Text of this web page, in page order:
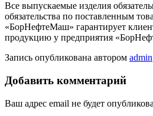
Все выпускаемые изделия
обязательства по поставленным
«БорНефтеМаш» гарантирует
продукцию у предприятия
Запись опубликована автором admin
Добавить комментарий
Ваш адрес email не будет